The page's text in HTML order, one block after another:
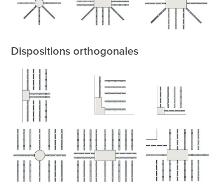
Dispositions orthogonales